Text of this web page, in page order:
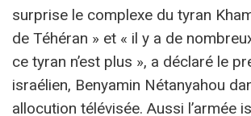
surprise le complexe du tyran
de Téhéran » et « il y a de
ce tyran n’est plus », a déclaré le
israélien, Benyamin Nétanyahou
allocution télévisée. Aussi l’armée